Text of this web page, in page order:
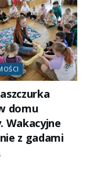
domu
Wakacyjne
z gadami